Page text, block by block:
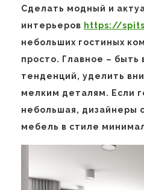
Сделать модный и
интерьеров https://
небольших гостиных
просто. Главное – быть
тенденций, уделить
мелким деталям. Если
небольшая, дизайнеры
мебель в стиле